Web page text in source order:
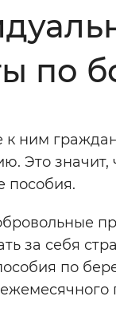
по
Это значит,
пособия.
за себя
по